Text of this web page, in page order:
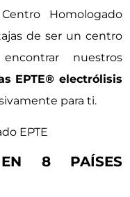
Homologado
de ser un centro
nuestros
EPTE® electrólisis
para ti.
EPTE
EN 8 PAÍSES